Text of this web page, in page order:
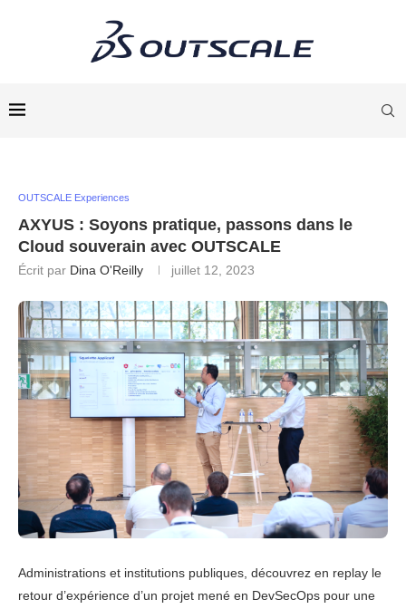
OUTSCALE Experiences
AXYUS : Soyons pratique, passons dans le
Cloud souverain avec OUTSCALE
Écrit par Dina O'Reilly juillet 12, 2023
Administrations et institutions publiques, découvrez en replay le
retour d’expérience d’un projet mené en DevSecOps pour une